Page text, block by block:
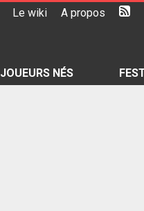
Le wiki A propos
JOUEURS NÉS